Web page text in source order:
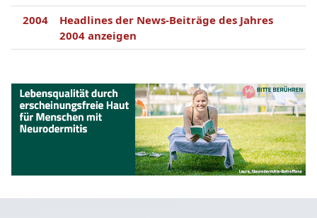
2004
Headlines der News-Beiträge des Jahres
2004 anzeigen